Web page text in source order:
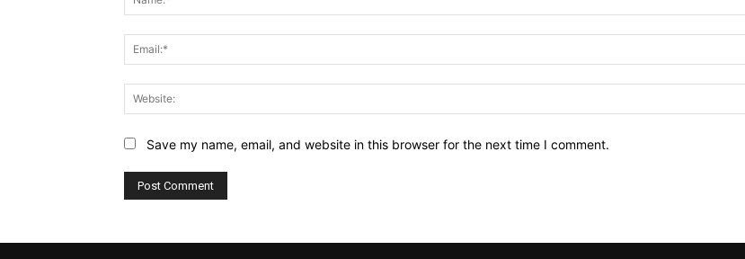
Save my name, email, and website in this browser for the next time I comment.